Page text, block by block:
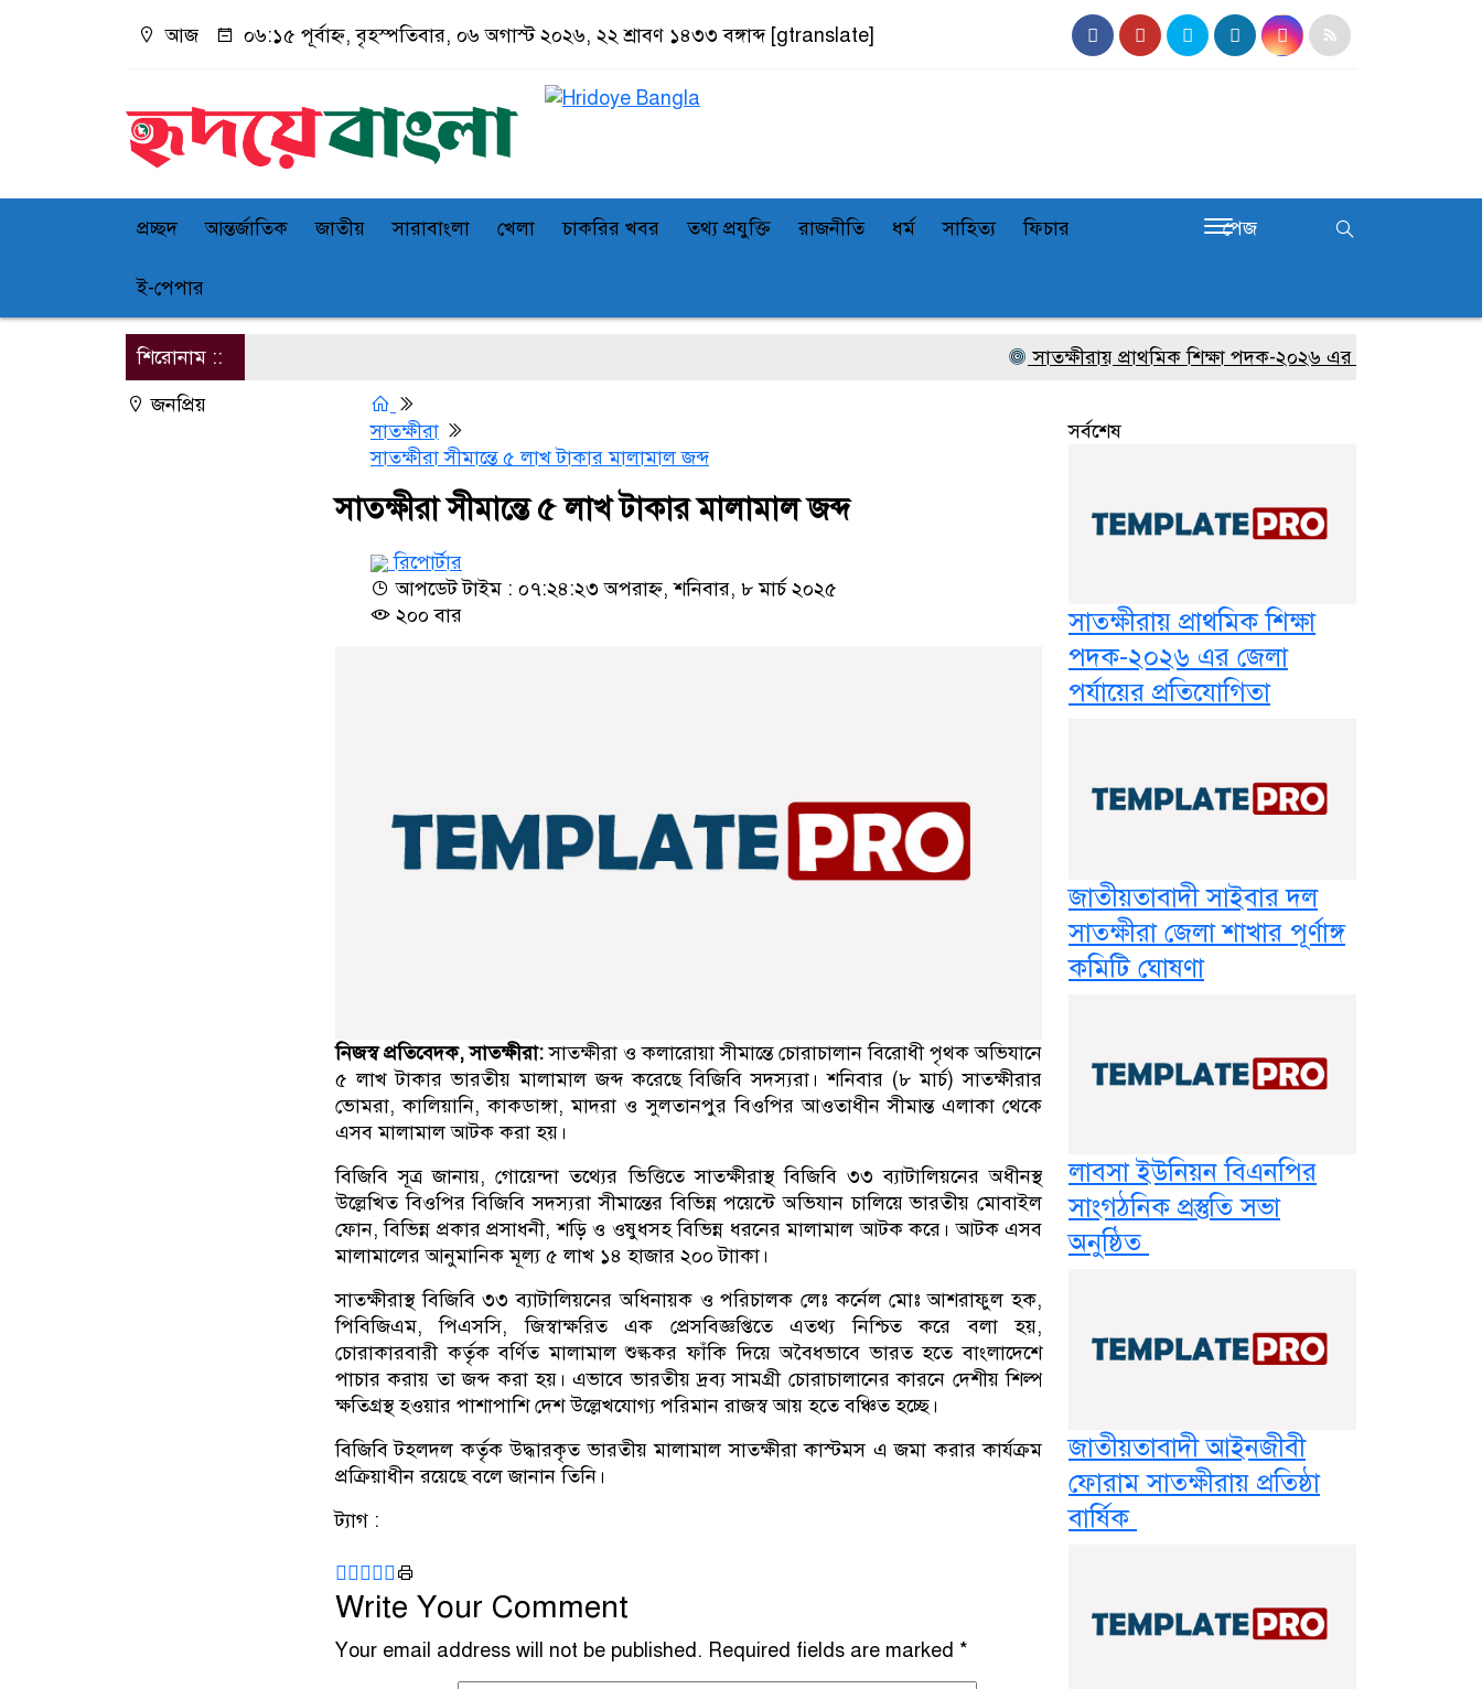
আজ ০৬:১৫ পূর্বাহ্ন, বৃহস্পতিবার, ০৬ অগাস্ট ২০২৬, ২২ শ্রাবণ ১৪৩৩ বঙ্গাব্দ [gtranslate]
প্রচ্ছদ আন্তর্জাতিক জাতীয় সারাবাংলা খেলা চাকরির খবর তথ্য প্রযুক্তি রাজনীতি ধর্ম সাহিত্য ফিচার
ই-পেপার
পেজ
শিরোনাম :: সাতক্ষীরায় প্রাথমিক শিক্ষা পদক-২০২৬ এর জেলা পর্যায়ের
সাতক্ষীরা
সাতক্ষীরা সীমান্তে ৫ লাখ টাকার মালামাল জব্দ
সাতক্ষীরা সীমান্তে ৫ লাখ টাকার মালামাল জব্দ
রিপোর্টার
আপডেট টাইম : ০৭:২৪:২৩ অপরাহ্ন, শনিবার, ৮ মার্চ ২০২৫
২০০ বার
নিজস্ব প্রতিবেদক, সাতক্ষীরা:সাতক্ষীরা ও কলারোয়া সীমান্তে চোরাচালান বিরোধী পৃথক অভিযানে
৫ লাখ টাকার ভারতীয় মালামাল জব্দ করেছে বিজিবি সদস্যরা। শনিবার (৮ মার্চ) সাতক্ষীরার
ভোমরা, কালিয়ানি, কাকডাঙ্গা, মাদরা ও সুলতানপুর বিওপির আওতাধীন সীমান্ত এলাকা থেকে
এসব মালামাল আটক করা হয়।
বিজিবি সূত্র জানায়, গোয়েন্দা তথ্যের ভিত্তিতে সাতক্ষীরাস্থ বিজিবি ৩৩ ব্যাটালিয়নের অধীনস্থ
উল্লেখিত বিওপির বিজিবি সদস্যরা সীমান্তের বিভিন্ন পয়েন্টে অভিযান চালিয়ে ভারতীয় মোবাইল
ফোন, বিভিন্ন প্রকার প্রসাধনী, শড়ি ও ওষুধসহ বিভিন্ন ধরনের মালামাল আটক করে। আটক এসব
মালামালের আনুমানিক মূল্য ৫ লাখ ১৪ হাজার ২০০ টাাকা।
সাতক্ষীরাস্থ বিজিবি ৩৩ ব্যাটালিয়নের অধিনায়ক ও পরিচালক লেঃ কর্নেল মোঃ আশরাফুল হক,
পিবিজিএম, পিএসসি, জিস্বাক্ষরিত এক প্রেসবিজ্ঞপ্তিতে এতথ্য নিশ্চিত করে বলা হয়,
চোরাকারবারী কর্তৃক বর্ণিত মালামাল শুল্ককর ফাঁকি দিয়ে অবৈধভাবে ভারত হতে বাংলাদেশে
পাচার করায় তা জব্দ করা হয়। এভাবে ভারতীয় দ্রব্য সামগ্রী চোরাচালানের কারনে দেশীয় শিল্প
ক্ষতিগ্রস্থ হওয়ার পাশাপাশি দেশ উল্লেখযোগ্য পরিমান রাজস্ব আয় হতে বঞ্চিত হচ্ছে।
বিজিবি টহলদল কর্তৃক উদ্ধারকৃত ভারতীয় মালামাল সাতক্ষীরা কাস্টমস এ জমা করার কার্যক্রম
প্রক্রিয়াধীন রয়েছে বলে জানান তিনি।
ট্যাগ :
Write Your Comment
Your email address will not be published. Required fields are marked *
জনপ্রিয়
সর্বশেষ
সাতক্ষীরায় প্রাথমিক শিক্ষা
পদক-২০২৬ এর জেলা
পর্যায়ের প্রতিযোগিতা
জাতীয়তাবাদী সাইবার দল
সাতক্ষীরা জেলা শাখার পূর্ণাঙ্গ
কমিটি ঘোষণা
লাবসা ইউনিয়ন বিএনপির
সাংগঠনিক প্রস্তুতি সভা
অনুষ্ঠিত
জাতীয়তাবাদী আইনজীবী
ফোরাম সাতক্ষীরায় প্রতিষ্ঠা
বার্ষিক